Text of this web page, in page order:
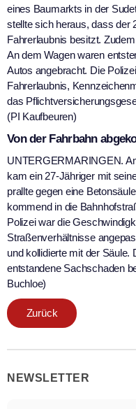
eines Baumarkts in der
stellte sich heraus, dass der
Fahrerlaubnis besitzt.
An dem Wagen waren
Autos angebracht. Die
Fahrerlaubnis,
das
(PI Kaufbeuren)
Von der Fahrbahn
UNTERGERMARINGEN.
kam ein 27-Jähriger mit
prallte gegen eine
kommend in die
Polizei war die
Straßenverhältnisse
und kollidierte mit der Säule.
entstandene Sachschaden
Buchloe)
Zurück
NEWSLETTER